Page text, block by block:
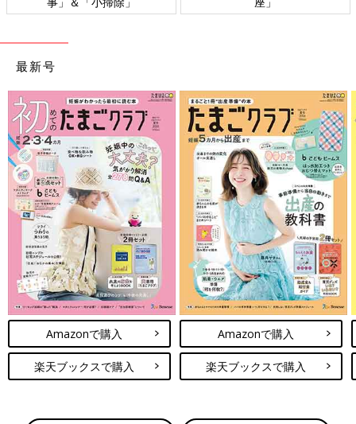
最新号
Amazonで購入
楽天ブックスで購入
Amazonで購入
楽天ブックスで購入